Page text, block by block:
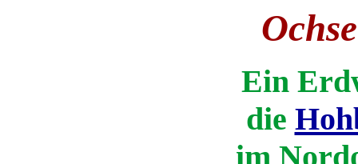
Ein
die
im